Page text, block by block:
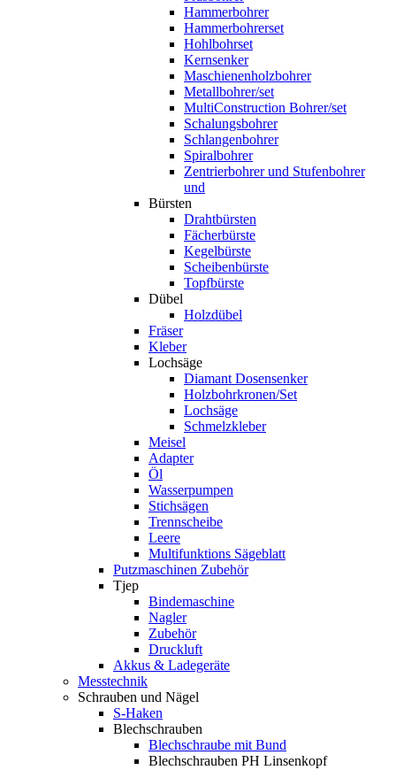
Hammerbohrer
Hammerbohrerset
Hohlbohrset
Kernsenker
Maschienenholzbohrer
Metallbohrer/set
MultiConstruction Bohrer/set
Schalungsbohrer
Schlangenbohrer
Spiralbohrer
Zentrierbohrer und Stufenbohrer
und
Bürsten
Drahtbürsten
Fächerbürste
Kegelbürste
Scheibenbürste
Topfbürste
Dübel
Holzdübel
Fräser
Kleber
Lochsäge
Diamant Dosensenker
Holzbohrkronen/Set
Lochsäge
Schmelzkleber
Meisel
Adapter
Öl
Wasserpumpen
Stichsägen
Trennscheibe
Leere
Multifunktions Sägeblatt
Putzmaschinen Zubehör
Tjep
Bindemaschine
Nagler
Zubehör
Druckluft
Akkus & Ladegeräte
Messtechnik
Schrauben und Nägel
S-Haken
Blechschrauben
Blechschraube mit Bund
Blechschrauben PH Linsenkopf